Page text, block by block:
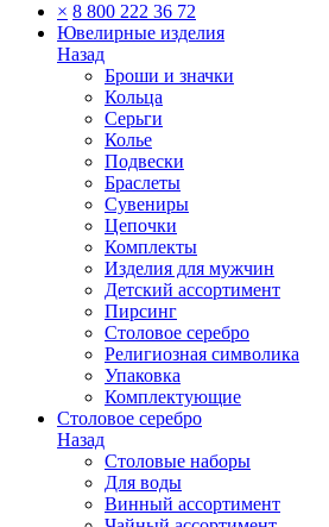
× 8 800 222 36 72
Ювелирные изделия
Назад
Броши и значки
Кольца
Серьги
Колье
Подвески
Браслеты
Сувениры
Цепочки
Комплекты
Изделия для мужчин
Детский ассортимент
Пирсинг
Столовое серебро
Религиозная символика
Упаковка
Комплектующие
Столовое серебро
Назад
Столовые наборы
Для воды
Винный ассортимент